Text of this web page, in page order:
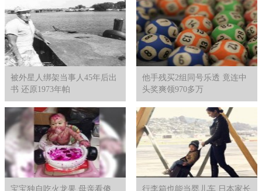
被外星人绑架当事人45年后出
书 还原1973年帕
他手残买2组同号乐透 竟连中
头奖爽领970多万
宝宝独自吃火龙果 母亲看傻 行李箱也能当婴儿车 日本家长